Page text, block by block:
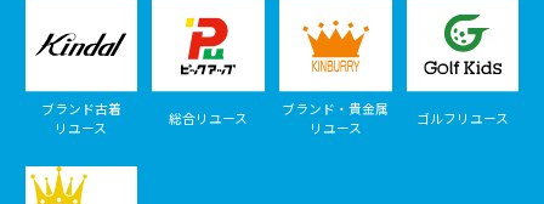
ブランド古着
リユース
総合リユース
ブランド・貴金属
リユース
ゴルフリユース